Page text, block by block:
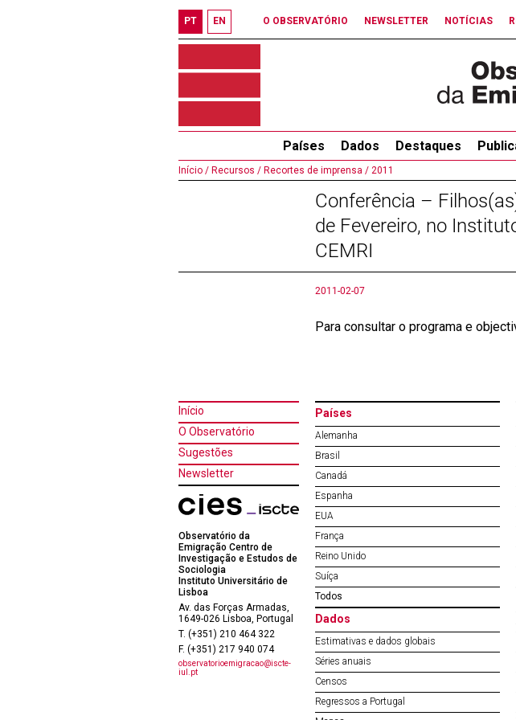
PT EN O OBSERVATÓRIO NEWSLETTER NOTÍCIAS
Países Dados Destaques
Início / Recursos / Recortes de imprensa / 2011
Conferência –
de Fevereiro, no
CEMRI
2011-02-07
Para consultar o programa e
Início
O Observatório
Sugestões
Newsletter
Observatório da
Emigração Centro de
Investigação e Estudos de
Sociologia
Instituto Universitário de
Lisboa
Av. das Forças Armadas,
1649-026 Lisboa, Portugal
T. (+351) 210 464 322
F. (+351) 217 940 074
observatorioemigracao@iscte-
iul.pt
Países
Alemanha
Brasil
Canadá
Espanha
EUA
França
Reino Unido
Suíça
Todos
Dados
Estimativas e dados globais
Séries anuais
Censos
Regressos a Portugal